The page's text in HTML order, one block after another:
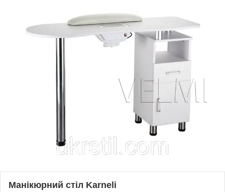
Манікюрний стіл Karneli